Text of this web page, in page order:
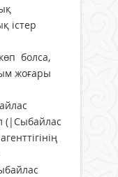
істер
болса,
жоғары
(|Сыбайлас